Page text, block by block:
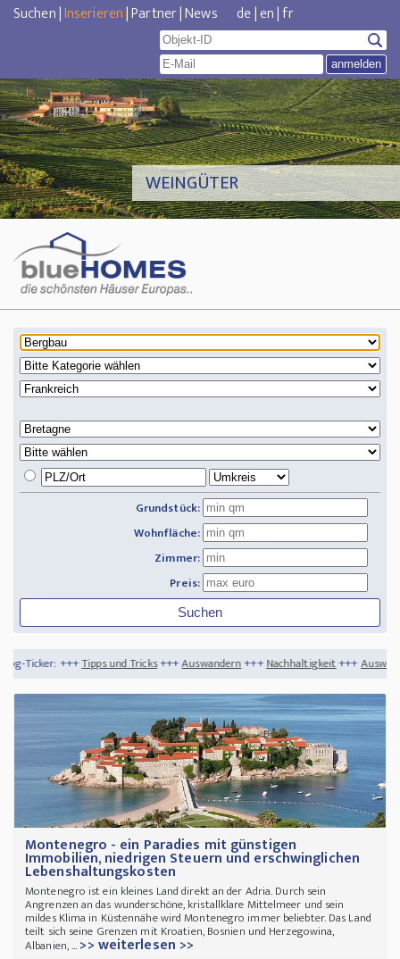
Suchen|Inserieren|Partner|News de|en|fr
WEINGÜTER
Grundstück:
Wohnfläche:
Zimmer:
Preis:
und Tricks+++Auswandern+++Nachhaltigkeit+++Auswandern Thailand -
Montenegro - ein Paradies mit günstigen
Immobilien, niedrigen Steuern und erschwinglichen
Lebenshaltungskosten
Montenegro ist ein kleines Land direkt an der Adria. Durch sein
Angrenzen an das wunderschöne, kristallklare Mittelmeer und sein
mildes Klima in Küstennähe wird Montenegro immer beliebter. Das Land
teilt sich seine Grenzen mit Kroatien, Bosnien und Herzegowina,
Albanien, ...>> weiterlesen >>